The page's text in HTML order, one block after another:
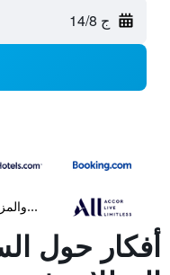
ج 14/8
أفكار حول